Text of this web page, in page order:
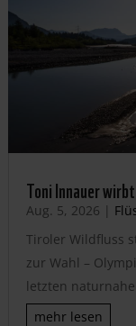
Toni Innauer
Aug. 5, 2026 |
Tiroler Wildfluss
zur Wahl –
letzten
mehr lesen